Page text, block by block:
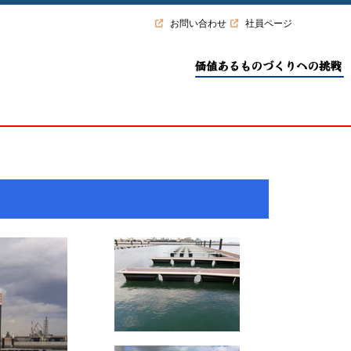
お問い合わせ 社員ページ